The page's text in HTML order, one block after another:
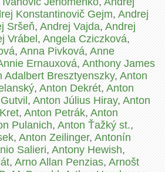
Konstantinovič Gejm,Andrej
Sršeň,Andrej Vajda,Andrej
Vrábel,Angela Cziczková,
,Anna Pivková,Anne
Ernauxová,Anthony James
Adalbert Bresztyenszky,Anton
,Anton Dekrét,Anton
,Anton Július Hiray,Anton
,Anton Petrák,Anton
Pulanich,Anton Ťažký st.,
,Anton Zeilinger,Antonín
Salieri,Antony Hewish,
,Arno Allan Penzias,Arnošt